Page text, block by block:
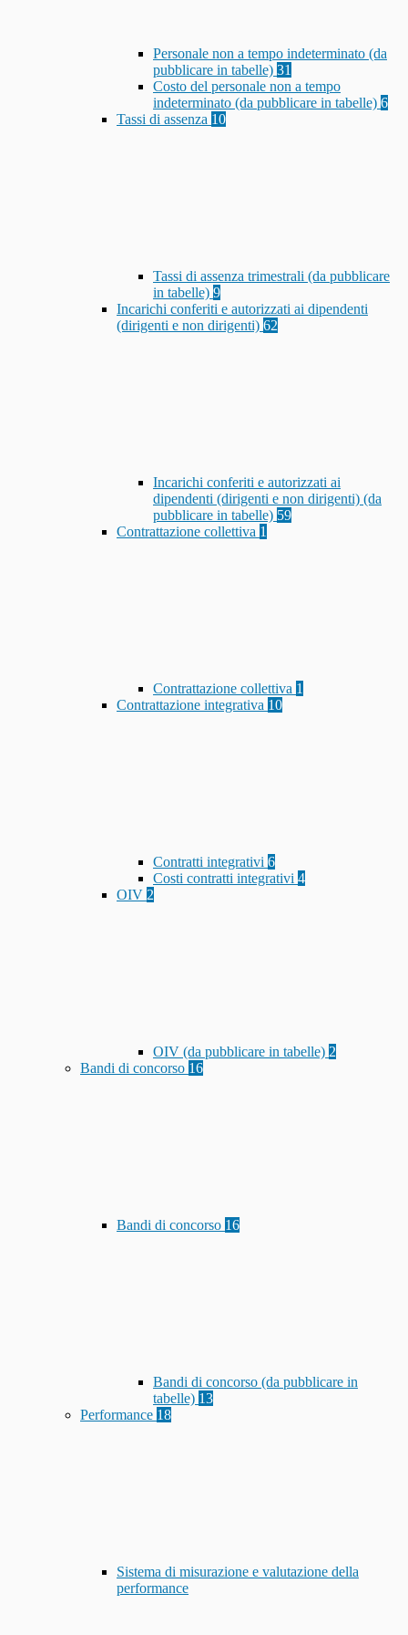
Personale non a tempo indeterminato (da
pubblicare in tabelle) 31
Costo del personale non a tempo
indeterminato (da pubblicare in tabelle) 6
Tassi di assenza 10
Tassi di assenza trimestrali (da pubblicare
in tabelle) 9
Incarichi conferiti e autorizzati ai dipendenti
(dirigenti e non dirigenti) 62
Incarichi conferiti e autorizzati ai
dipendenti (dirigenti e non dirigenti) (da
pubblicare in tabelle) 59
Contrattazione collettiva 1
Contrattazione collettiva 1
Contrattazione integrativa 10
Contratti integrativi 6
Costi contratti integrativi 4
OIV 2
OIV (da pubblicare in tabelle) 2
Bandi di concorso 16
Bandi di concorso 16
Bandi di concorso (da pubblicare in
tabelle) 13
Performance 18
Sistema di misurazione e valutazione della
performance